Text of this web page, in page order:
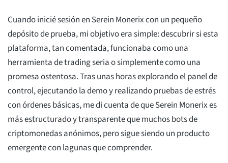
Cuando inicié sesión en Serein Monerix con un pequeño
depósito de prueba, mi objetivo era simple: descubrir si esta
plataforma, tan comentada, funcionaba como una
herramienta de trading seria o simplemente como una
promesa ostentosa. Tras unas horas explorando el panel de
control, ejecutando la demo y realizando pruebas de estrés
con órdenes básicas, me di cuenta de que Serein Monerix es
más estructurado y transparente que muchos bots de
criptomonedas anónimos, pero sigue siendo un producto
emergente con lagunas que comprender.